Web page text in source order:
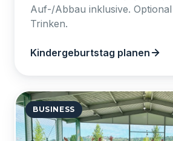
Auf-/Abbau inklusive. Optional
Trinken.
Kindergeburtstag planen
BUSINESS